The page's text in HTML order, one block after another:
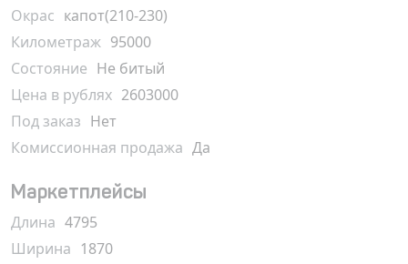
Окрас капот(210-230)
Километраж 95000
Состояние Не битый
Цена в рублях 2603000
Под заказ Нет
Комиссионная продажа Да
Маркетплейсы
Длина 4795
Ширина 1870